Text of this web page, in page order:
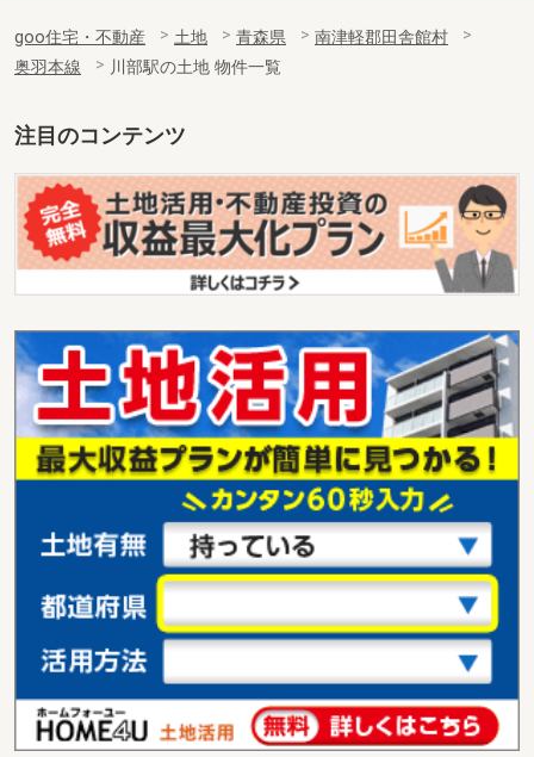
goo住宅・不動産 土地 青森県
南津軽郡田舎館村
奥羽本線
川部駅の土地 物件一覧
注目のコンテンツ